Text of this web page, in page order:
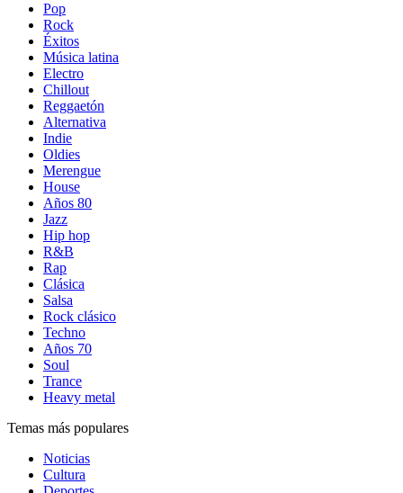
Pop
Rock
Éxitos
Música latina
Electro
Chillout
Reggaetón
Alternativa
Indie
Oldies
Merengue
House
Años 80
Jazz
Hip hop
R&B
Rap
Clásica
Salsa
Rock clásico
Techno
Años 70
Soul
Trance
Heavy metal
Temas más populares
Noticias
Cultura